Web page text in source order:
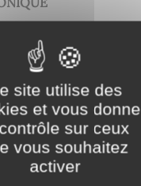
Nicole
Nicole ...
site utilise des
et vous donne
sur ceux
vous souhaitez
activer